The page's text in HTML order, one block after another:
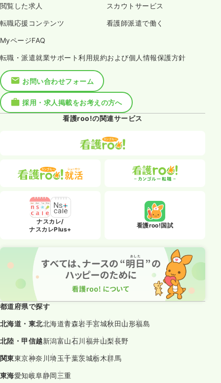
閲覧した求人 スカウトサービス
転職応援コンテンツ 看護師派遣で働く
MyページFAQ
転職・派遣就業サポート利用規約および個人情報保護方針
お問い合わせフォーム
採用・求人掲載をお考えの方へ
看護roo!の関連サービス
ナスカレ/
ナスカレPlus+
看護roo!国試
都道府県で探す
北海道・東北北海道青森岩手宮城秋田山形福島
北陸・甲信越新潟富山石川福井山梨長野
関東東京神奈川埼玉千葉茨城栃木群馬
東海愛知岐阜静岡三重